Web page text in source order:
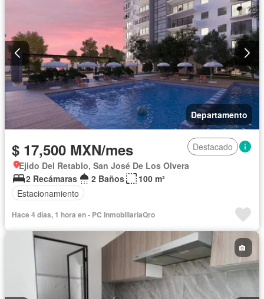
Departamento
$ 17,500 MXN/mes
Destacado
Ejido Del Retablo, San José De Los Olvera
2 Recámaras
2 Baños
100 m²
Estacionamiento
Hace 4 días, 1 hora en - PC InmobiliariaQro